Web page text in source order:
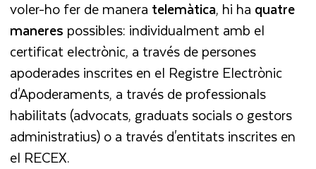
voler-ho fer de manera telemàtica, hi ha quatre
maneres possibles: individualment amb el
certificat electrònic, a través de persones
apoderades inscrites en el Registre Electrònic
d'Apoderaments, a través de professionals
habilitats (advocats, graduats socials o gestors
administratius) o a través d'entitats inscrites en
el RECEX.